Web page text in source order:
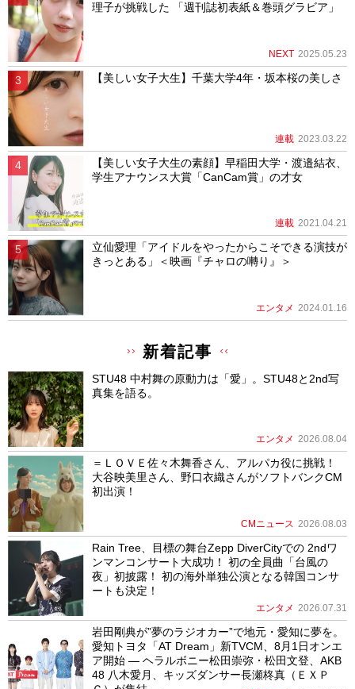
理子が挑戦した 「週刊誌初表紙＆巻頭グラビア」
NEXT 2025.05.23
【美しい女子大生】千葉大学4年・坂本桜の美しさ
連載 2023.03.22
【美しい女子大生の素顔】早稲田大学・渡邉結衣、
学生アナウンス大賞「CanCam賞」の才女
連載 2021.04.21
立仙愛理「アイドルをやったからこそできる演技が
きっとある」＜映画『チャロの囀り』＞
エンタメ 2024.01.16
新着記事
STU48 中村舞の原動力は「愛」。STU48と2nd写
真集を語る。
エンタメ 2026.08.04
＝ＬＯＶＥ佐々木舞香さん、アルパカ役に挑戦！
大谷映美里さん、野口衣織さんがソフトバンクCM
初出演！
CMニュース 2026.08.03
Rain Tree、目標の舞台Zepp DiverCityでの 2ndワ
ンマンコンサート大成功！ 初の全員曲「台風の
夜」初披露！ 初の海外単独公演となる韓国コンサ
ートも決定！
エンタメ 2026.07.31
岩田剛典が”夢のラジオカー”で地元・愛知に夢を。
愛知トヨタ「AT Dream」新TVCM、8月1日オンエ
ア開始 ― ヘラルボニー松田崇弥・松田文登、AKB
48 八木愛月、キッズダンサー長瀬柊真（ＥＸＰ